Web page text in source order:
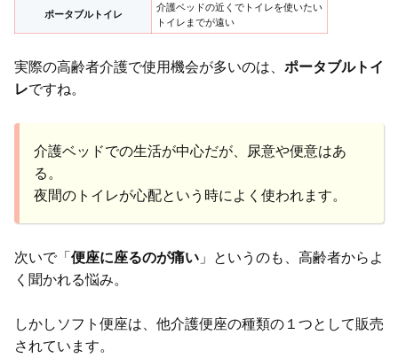
ポータブルトイレ
介護ベッドの近くでトイレを使いたい
トイレまでが遠い
実際の高齢者介護で使用機会が多いのは、 ポータブルトイ
レですね。
介護ベッドでの生活が中心だが、尿意や便意はあ
る。
夜間のトイレが心配という時によく使われます。
次いで「 便座に座るのが痛い 」というのも、高齢者からよ
く聞かれる悩み。
しかしソフト便座は、他介護便座の種類の１つとして販売
されています。